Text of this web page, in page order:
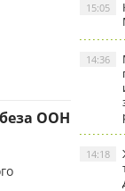
ООН
15:05
14:36
14:18